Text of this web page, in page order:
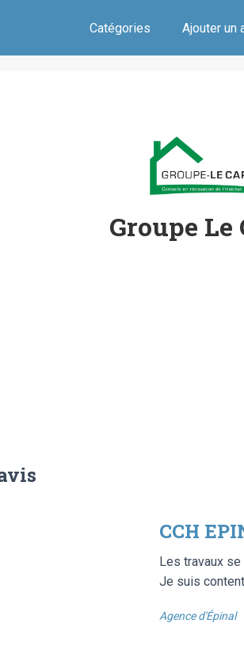
Catégories Ajouter un
Groupe Le
CCH
Les travaux
Je suis
Agence d'Épinal